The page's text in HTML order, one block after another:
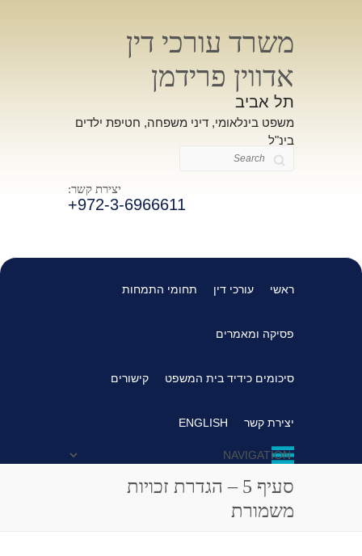
משרד עורכי דין
אדווין פרידמן
תל אביב
משפט בינלאומי, דיני משפחה, חטיפת ילדים
בינ"ל
יצירת קשר:
+972-3-6966611
Search
ראשי עורכי דין תחומי התמחות
פסיקה ומאמרים
סיכומים כידיד בית המשפט קישורים
יצירת קשר ENGLISH
סעיף 5 – הגדרת זכויות
משמורת